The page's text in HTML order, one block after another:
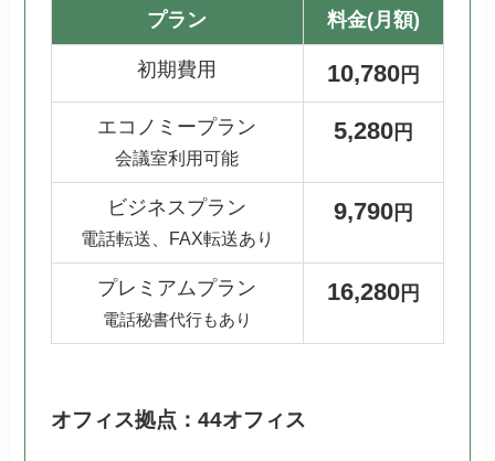
プラン 料金(月額)
初期費用 10,780円
エコノミープラン
会議室利用可能
5,280円
ビジネスプラン
電話転送、FAX転送あり
9,790円
プレミアムプラン
電話秘書代行もあり
16,280円
オフィス拠点：44オフィス